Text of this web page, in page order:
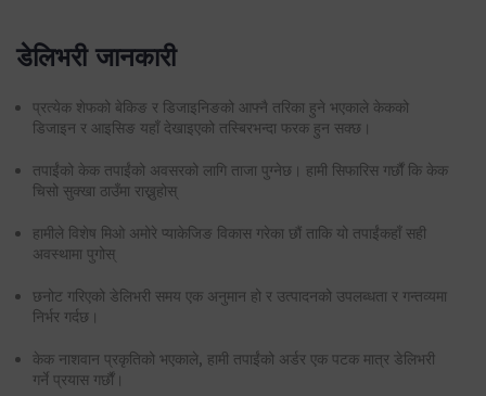
डेलिभरी जानकारी
प्रत्येक शेफको बेकिङ र डिजाइनिङको आफ्नै तरिका हुने भएकाले केकको
डिजाइन र आइसिङ यहाँ देखाइएको तस्बिरभन्दा फरक हुन सक्छ।
तपाईंको केक तपाईंको अवसरको लागि ताजा पुग्नेछ। हामी सिफारिस गर्छौं कि केक
चिसो सुक्खा ठाउँमा राख्नुहोस्
हामीले विशेष मिओ अमोरे प्याकेजिङ विकास गरेका छौं ताकि यो तपाईंकहाँ सही
अवस्थामा पुगोस्
छनोट गरिएको डेलिभरी समय एक अनुमान हो र उत्पादनको उपलब्धता र गन्तव्यमा
निर्भर गर्दछ।
केक नाशवान प्रकृतिको भएकाले, हामी तपाईंको अर्डर एक पटक मात्र डेलिभरी
गर्ने प्रयास गर्छौं।